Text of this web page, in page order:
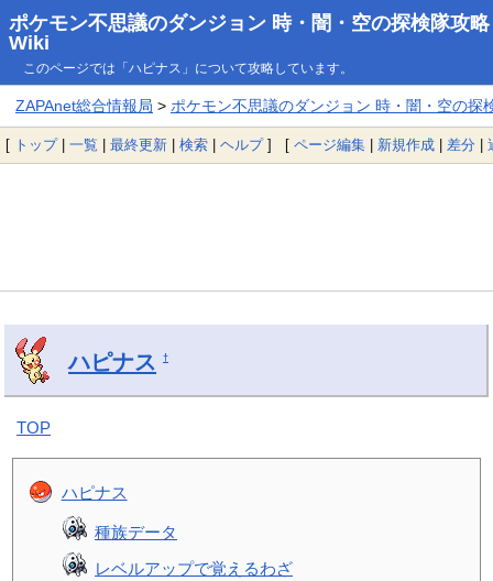
ポケモン不思議のダンジョン 時・闇・空の探検隊攻略
Wiki
このページでは「ハピナス」について攻略しています。
ZAPAnet総合情報局 > ポケモン不思議のダンジョン 時・闇・空の探
[ トップ| 一覧 | 最終更新 | 検索 | ヘルプ] [ ページ編集 | 新規作成 | 差分 |
ハピナス †
TOP
ハピナス
種族データ
レベルアップで覚えるわざ